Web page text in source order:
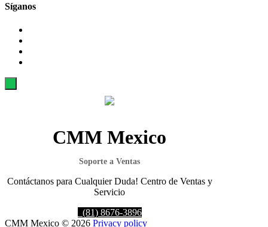
Síganos
CMM Mexico
Soporte a Ventas
Contáctanos para Cualquier Duda! Centro de Ventas y
Servicio
(81) 8676-3896
CMM Mexico © 2026 Privacy policy